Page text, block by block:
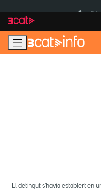
navegació
principal
contingut
El detingut s'havia establert en